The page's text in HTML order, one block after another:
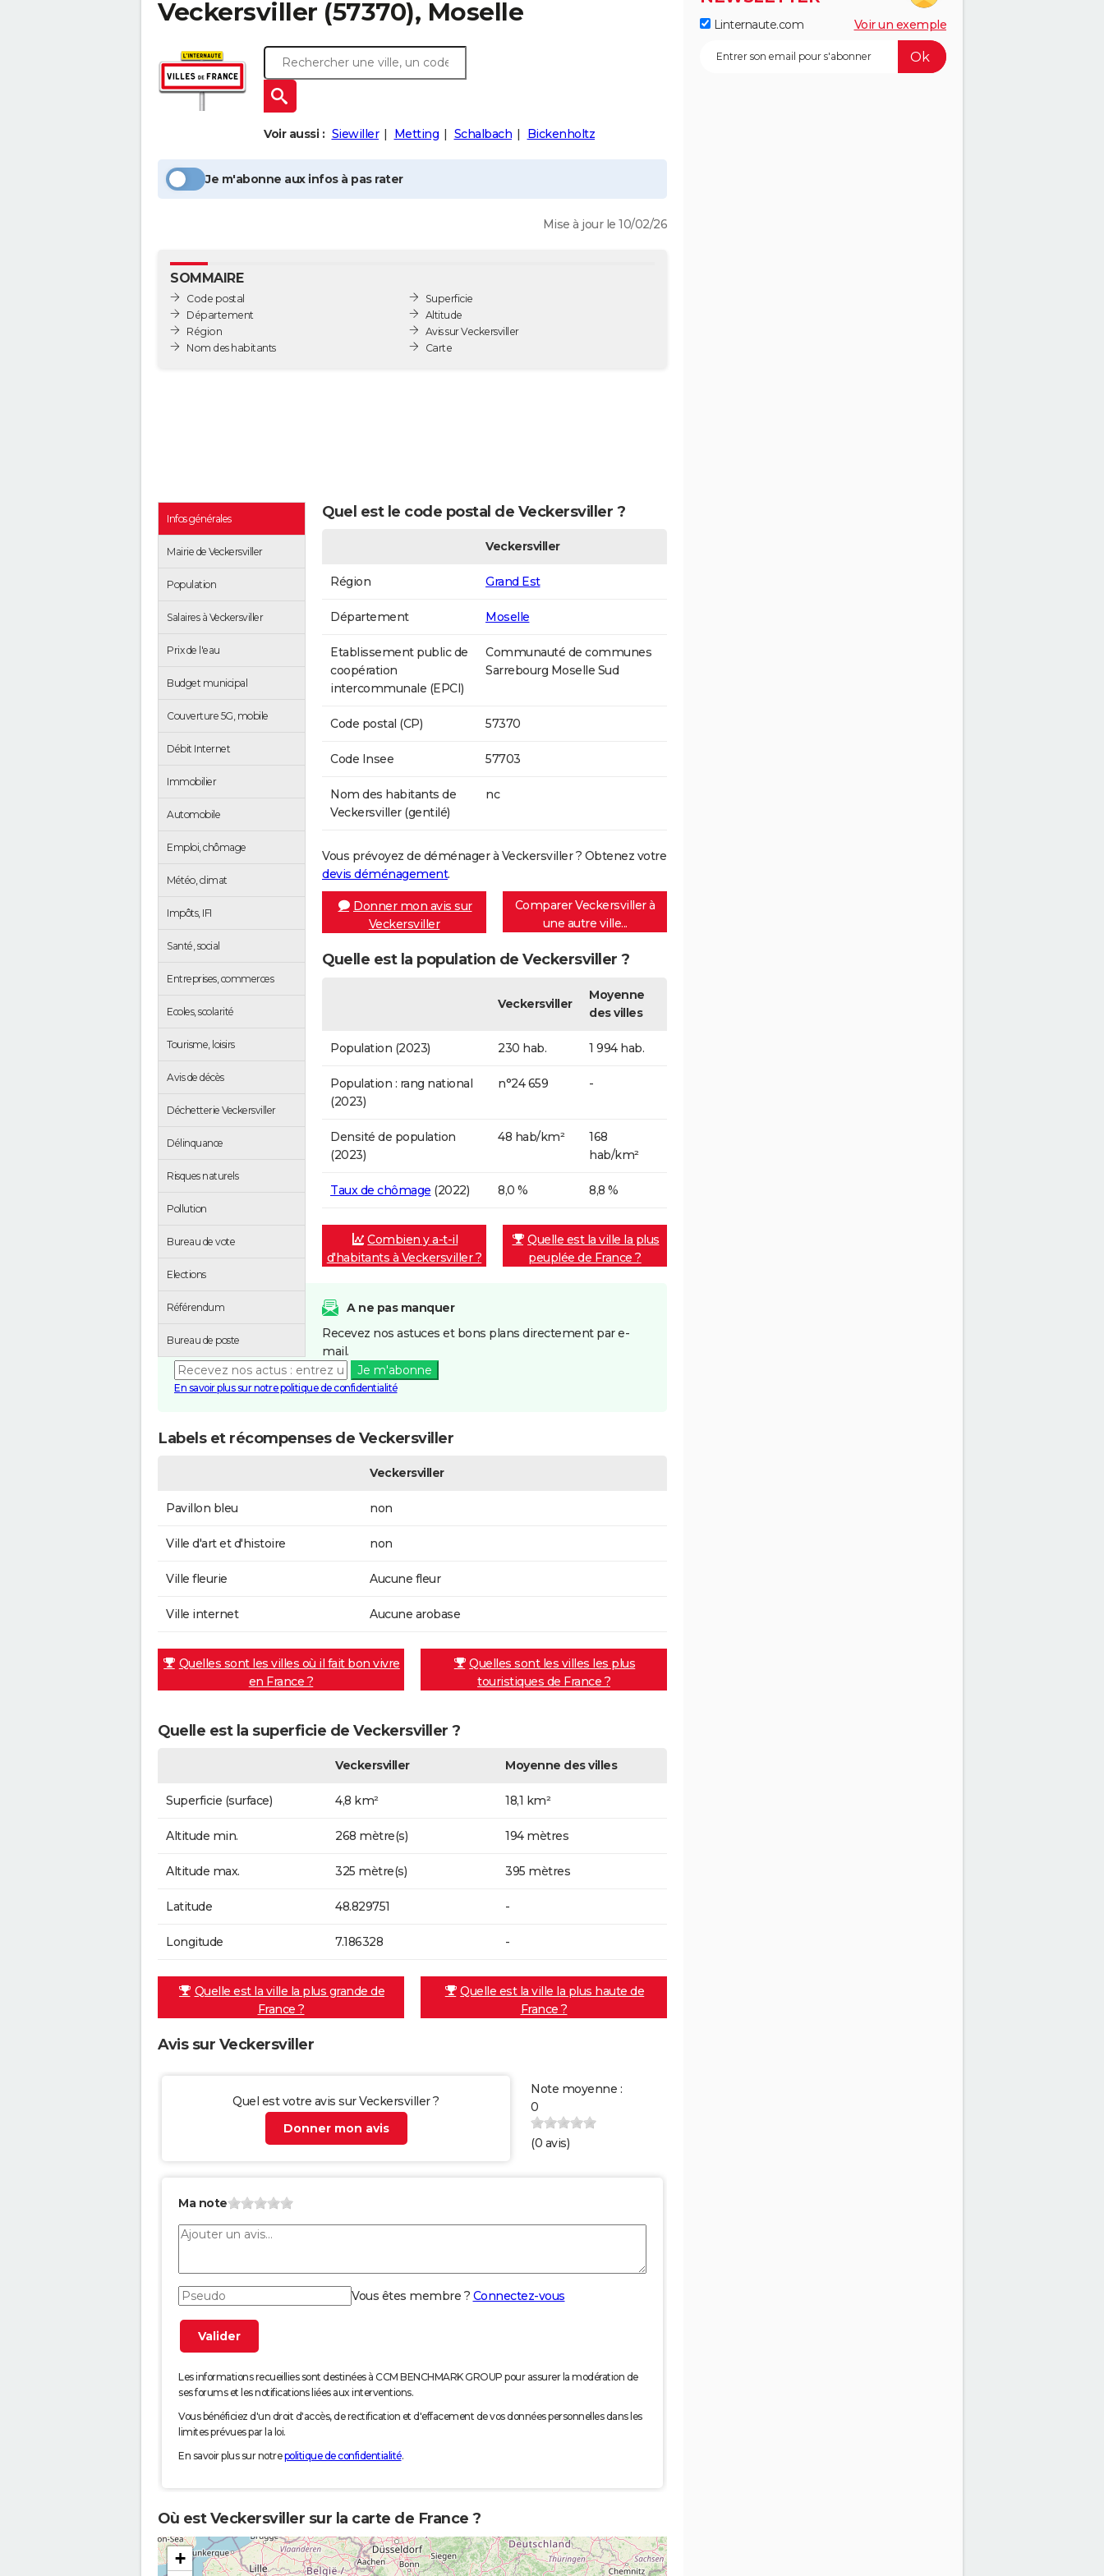
Veckersviller (57370), Moselle
Voir aussi : Siewiller Metting Schalbach Bickenholtz
Je m'abonne aux infos à pas rater
Mise à jour le 10/02/26
SOMMAIRE
Code postal
Département
Région
Nom des habitants
Superficie
Altitude
Avis sur Veckersviller
Carte
Infos générales
Mairie de Veckersviller
Population
Salaires à Veckersviller
Prix de l'eau
Budget municipal
Couverture 5G, mobile
Débit Internet
Immobilier
Automobile
Emploi, chômage
Météo, climat
Impôts, IFI
Santé, social
Entreprises, commerces
Ecoles, scolarité
Tourisme, loisirs
Avis de décès
Déchetterie Veckersviller
Délinquance
Risques naturels
Pollution
Bureau de vote
Elections
Référendum
Bureau de poste
Quel est le code postal de Veckersviller ?
Veckersviller
Région Grand Est
Département Moselle
Etablissement public de
coopération
intercommunale (EPCI)
Communauté de communes
Sarrebourg Moselle Sud
Code postal (CP) 57370
Code Insee 57703
Nom des habitants de
Veckersviller (gentilé)
nc
Vous prévoyez de déménager à Veckersviller ? Obtenez votre
devis déménagement.
Donner mon avis sur
Veckersviller
Comparer Veckersviller à
une autre ville...
Quelle est la population de Veckersviller ?
Veckersviller
Moyenne
des villes
Population (2023) 230 hab. 1 994 hab.
Population : rang national
(2023)
n°24 659 -
Densité de population
(2023)
48 hab/km²
168
hab/km²
Taux de chômage (2022) 8,0 % 8,8 %
Combien y a-t-il
d'habitants à Veckersviller ?
Quelle est la ville la plus
peuplée de France ?
A ne pas manquer
Recevez nos astuces et bons plans directement par e-
mail.
Je m'abonne
En savoir plus sur notre politique de confidentialité
Labels et récompenses de Veckersviller
Veckersviller
Pavillon bleu non
Ville d'art et d'histoire non
Ville fleurie Aucune fleur
Ville internet Aucune arobase
Quelles sont les villes où il fait bon vivre
en France ?
Quelles sont les villes les plus
touristiques de France ?
Quelle est la superficie de Veckersviller ?
Veckersviller Moyenne des villes
Superficie (surface) 4,8 km² 18,1 km²
Altitude min. 268 mètre(s) 194 mètres
Altitude max. 325 mètre(s) 395 mètres
Latitude 48.829751 -
Longitude 7.186328 -
Quelle est la ville la plus grande de
France ?
Quelle est la ville la plus haute de
France ?
Avis sur Veckersviller
Quel est votre avis sur Veckersviller ?
Donner mon avis
Note moyenne :
0
(0 avis)
Ma note
Vous êtes membre ? Connectez-vous
Les informations recueillies sont destinées à CCM BENCHMARK GROUP pour assurer la modération de
ses forums et les notifications liées aux interventions.
Vous bénéficiez d'un droit d'accès, de rectification et d'effacement de vos données personnelles dans les
limites prévues par la loi.
En savoir plus sur notrepolitique de confidentialité.
Où est Veckersviller sur la carte de France ?
+
Linternaute.com Voir un exemple